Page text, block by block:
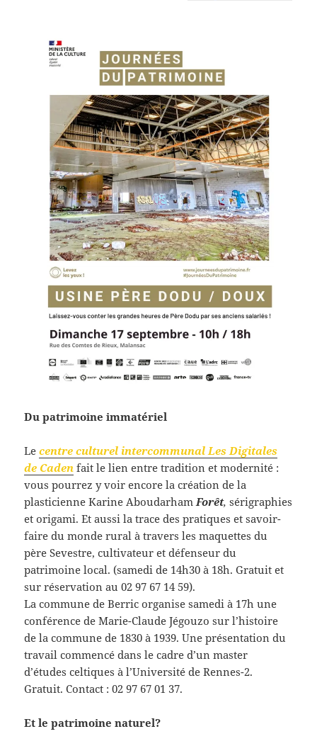
Du patrimoine immatériel
Lecentre culturel intercommunal Les Digitales
de Caden fait le lien entre tradition et modernité :
vous pourrez y voir encore la création de la
plasticienne Karine AboudarhamForêt, sérigraphies
et origami. Et aussi la trace des pratiques et savoir-
faire du monde rural à travers les maquettes du
père Sevestre, cultivateur et défenseur du
patrimoine local. (samedi de 14h30 à 18h. Gratuit et
sur réservation au 02 97 67 14 59).
La commune de Berric organise samedi à 17h une
conférence de Marie-Claude Jégouzo sur l’histoire
de la commune de 1830 à 1939. Une présentation du
travail commencé dans le cadre d’un master
d’études celtiques à l’Université de Rennes-2.
Gratuit. Contact : 02 97 67 01 37.
Et le patrimoine naturel?